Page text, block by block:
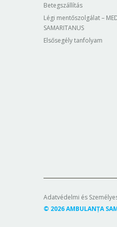
Betegszállítás
Légi mentőszolgálat –
SAMARITANUS
Elsősegély tanfolyam
Adatvédelmi és
© 2026AMBULANȚA